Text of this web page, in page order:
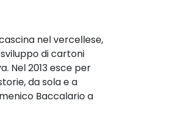
nel vercellese,
di cartoni
Nel 2013 esce per
da sola e a
Baccalario a